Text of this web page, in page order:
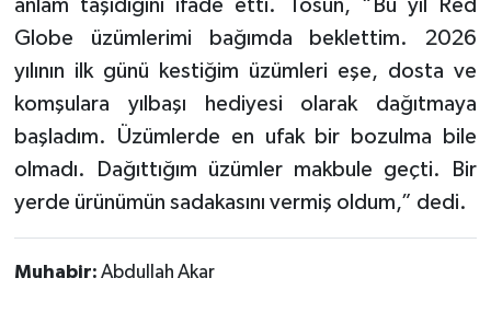
anlam taşıdığını ifade etti. Tosun, “Bu yıl Red
Globe üzümlerimi bağımda beklettim. 2026
yılının ilk günü kestiğim üzümleri eşe, dosta ve
komşulara yılbaşı hediyesi olarak dağıtmaya
başladım. Üzümlerde en ufak bir bozulma bile
olmadı. Dağıttığım üzümler makbule geçti. Bir
yerde ürünümün sadakasını vermiş oldum,” dedi.
Muhabir: Abdullah Akar